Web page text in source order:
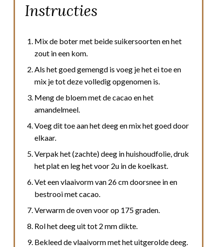
Instructies
Mix de boter met beide suikersoorten en het
zout in een kom.
Als het goed gemengd is voeg je het ei toe en
mix je tot deze volledig opgenomen is.
Meng de bloem met de cacao en het
amandelmeel.
Voeg dit toe aan het deeg en mix het goed door
elkaar.
Verpak het (zachte) deeg in huishoudfolie, druk
het plat en leg het voor 2u in de koelkast.
Vet een vlaaivorm van 26 cm doorsnee in en
bestrooi met cacao.
Verwarm de oven voor op 175 graden.
Rol het deeg uit tot 2 mm dikte.
Bekleed de vlaaivorm met het uitgerolde deeg.